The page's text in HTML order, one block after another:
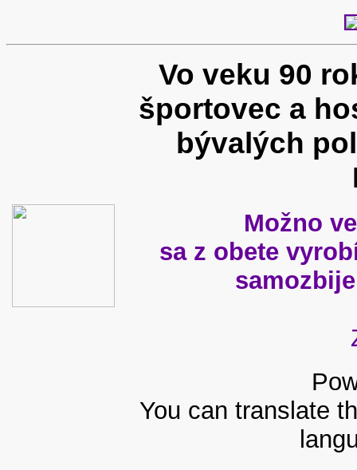
Vo veku 90
športovec a
bývalých
Možno
sa z obete
You can translate